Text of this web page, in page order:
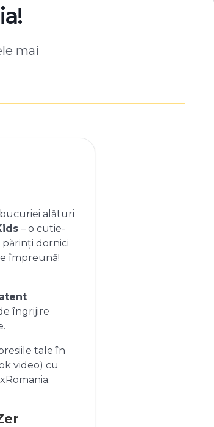
mai
alături
– o cutie-
dornici
împreună!
îngrijire
tale în
video) cu